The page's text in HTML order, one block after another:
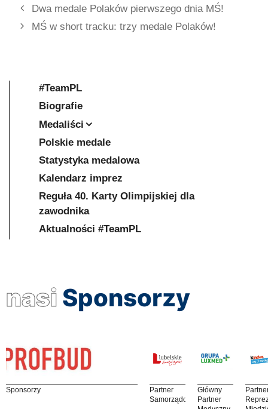
Dwa medale Polaków pierwszego dnia MŚ!
MŚ w short tracku: trzy medale Polaków!
#TeamPL
Biografie
Medaliści
Polskie medale
Statystyka medalowa
Kalendarz imprez
Reguła 40. Karty Olimpijskiej dla
zawodnika
Aktualności #TeamPL
nasi Sponsorzy
Sponsorzy
Partner
Samorządowy
Główny
Partner